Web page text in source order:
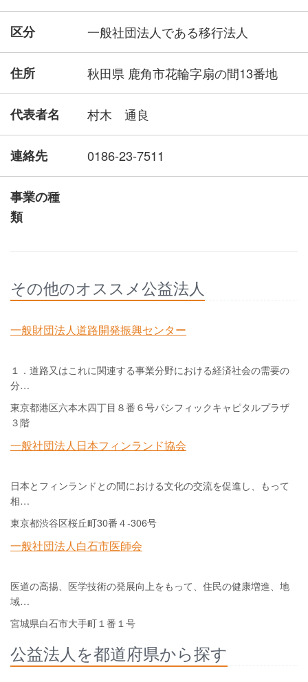
区分 一般社団法人である移行法人
住所 秋田県 鹿角市花輪字扇の間13番地
代表者名 村木 通良
連絡先 0186-23-7511
事業の種
類
その他のオススメ公益法人
一般財団法人道路開発振興センター
１．道路又はこれに関連する事業分野における経済社会の需要の
分…
東京都港区六本木四丁目８番６号パシフィックキャピタルプラザ
３階
一般社団法人日本フィンランド協会
日本とフィンランドとの間における文化の交流を促進し、もって
相…
東京都渋谷区桜丘町30番４-306号
一般社団法人白石市医師会
医道の高揚、医学技術の発展向上をもって、住民の健康増進、地
域…
宮城県白石市大手町１番１号
公益法人を都道府県から探す